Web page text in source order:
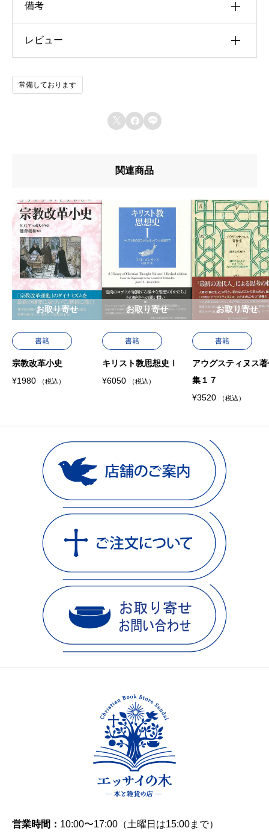
備考
u30b5u30a4u30ba
u51fau7248u793e
u642du8f09u6b4cu96c6
u8457u8005
レビュー
以前にこの商品を購入したことのあるログイン済
みのユーザーのみレビューを残すことができま
常備しております
  
関連商品
書籍
宗教改革小史
¥1980 （税込）
お取り寄せ
書籍
キリスト教思想史Ⅰ
¥6050 （税込）
お取り寄せ
書籍
アウグスティヌス
集１７
¥3520 （税込）
お取り寄せ
営業時間： 10:00〜17:00（土曜日は15:00まで）